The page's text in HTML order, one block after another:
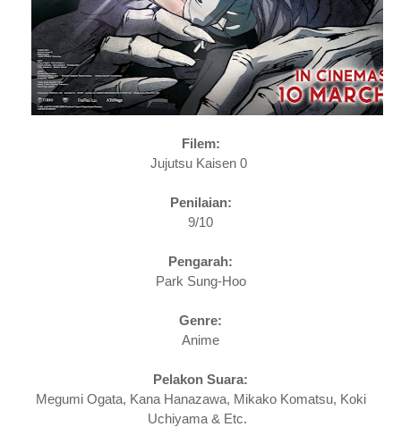
Filem:
Jujutsu Kaisen 0
Penilaian:
9/10
Pengarah:
Park Sung-Hoo
Genre:
Anime
Pelakon Suara:
Megumi Ogata, Kana Hanazawa, Mikako Komatsu, Koki
Uchiyama & Etc.